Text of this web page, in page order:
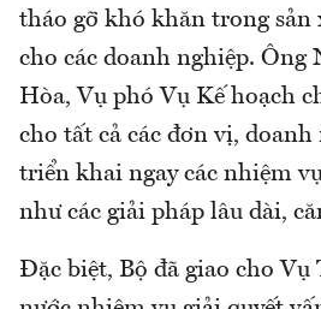
tháo gỡ khó khăn trong
cho các doanh nghiệp. Ông
Hòa, Vụ phó Vụ Kế hoạch
cho tất cả các đơn vị,
triển khai ngay các nhiệm
như các giải pháp lâu dài,
Đặc biệt, Bộ đã giao cho